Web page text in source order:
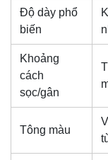
Độ dày phổ
biến
Khoảng
cách
sọc/gân
Tông màu